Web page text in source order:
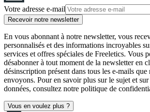
Votre adresse e-mail
Recevoir notre newsletter
En vous abonnant à notre newsletter, vous
personnalisés et des informations incroyables
services et offres spéciales de Freeletics. Vous
désabonner à tout moment de la newsletter en
désinscription présent dans tous les e-mails que
envoyons. Pour en savoir plus sur le sujet et
données, consultez notre politique de
Vous en voulez plus ?